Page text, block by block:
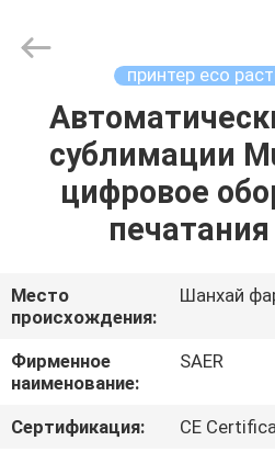
ГЛАВНАЯ
СТРАНИЦА
ПРОДУКЦИЯ
РОЛИКИ
О
КОМПАНИИ
Supplier
принтер eco
сублимации
цифровое
Место
происхождения:
Шанхай
Фирменное
наименование:
SAER
Сертификация:
CE